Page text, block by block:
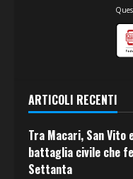
ARTICOLI RECENTI
Tra Macari, San Vito
battaglia civile che
Settanta